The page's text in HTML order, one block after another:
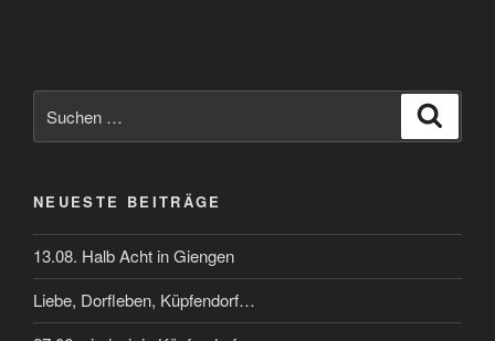
nach:
NEUESTE BEITRÄGE
13.08. Halb Acht in Giengen
Liebe, Dorfleben, Küpfendorf…